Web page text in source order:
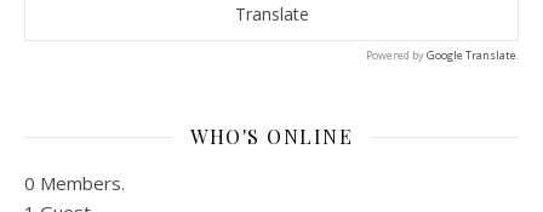
Powered byGoogle Translate.
WHO'S ONLINE
0 Members.